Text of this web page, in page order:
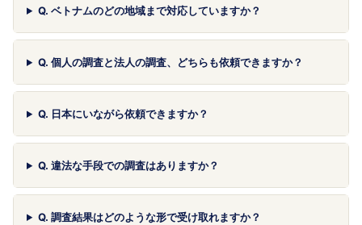
Q. ベトナムのどの地域まで対応していますか？
Q. 個人の調査と法人の調査、どちらも依頼できますか？
Q. 日本にいながら依頼できますか？
Q. 違法な手段での調査はありますか？
Q. 調査結果はどのような形で受け取れますか？